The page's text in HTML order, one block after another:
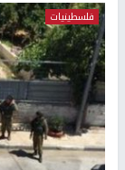
فلسطينيات